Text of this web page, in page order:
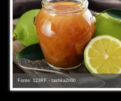
Fonte: 123RF - tashka2000